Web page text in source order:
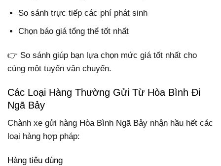
So sánh trực tiếp các phí phát sinh
Chọn báo giá tổng thể tốt nhất
👉 So sánh giúp bạn lựa chọn mức giá tốt nhất cho
cùng một tuyến vận chuyển.
Các Loại Hàng Thường Gửi Từ Hòa Bình Đi
Ngã Bảy
Chành xe gửi hàng Hòa Bình Ngã Bảy nhận hầu hết các
loại hàng hợp pháp:
Hàng tiêu dùng